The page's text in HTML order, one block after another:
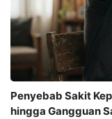
Penyebab Sakit
hingga Gangguan